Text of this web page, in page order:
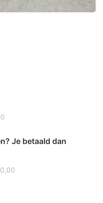
Je betaald dan